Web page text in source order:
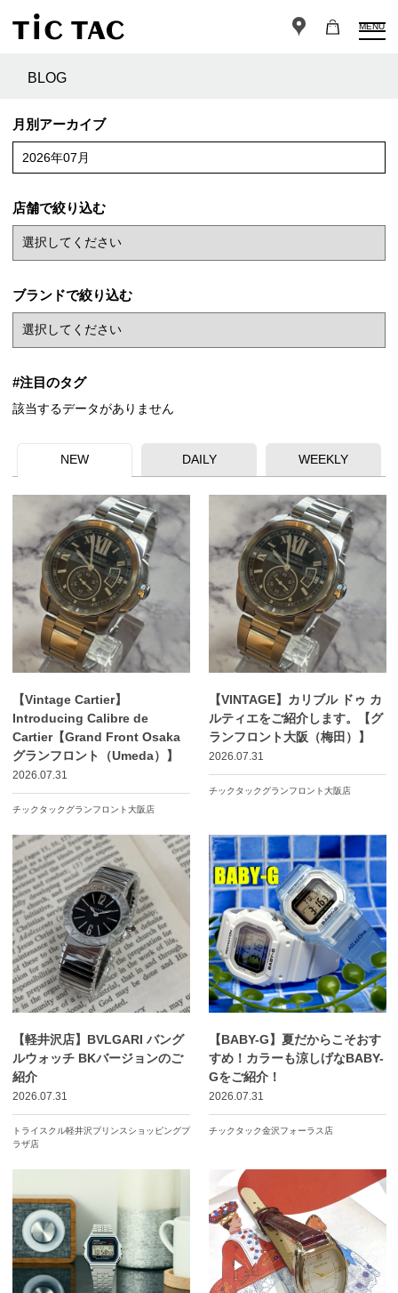
MENU
BLOG
月別アーカイブ
2026年07月
店舗で絞り込む
ブランドで絞り込む
#注目のタグ
該当するデータがありません
NEW DAILY WEEKLY
【Vintage Cartier】
Introducing Calibre de
Cartier【Grand Front Osaka
グランフロント（Umeda）】
2026.07.31
チックタックグランフロント大阪店
【VINTAGE】カリブル ドゥ カ
ルティエをご紹介します。【グ
ランフロント大阪（梅田）】
2026.07.31
チックタックグランフロント大阪店
【軽井沢店】BVLGARI バング
ルウォッチ BKバージョンのご
紹介
2026.07.31
トライスクル軽井沢プリンスショッピングプ
ラザ店
【BABY-G】夏だからこそおす
すめ！カラーも涼しげなBABY-
Gをご紹介！
2026.07.31
チックタック金沢フォーラス店